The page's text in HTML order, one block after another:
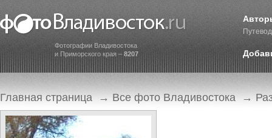
Фотографии Владивостока
и Приморского края – 8207
Главная страница → Все фото Владивостока →